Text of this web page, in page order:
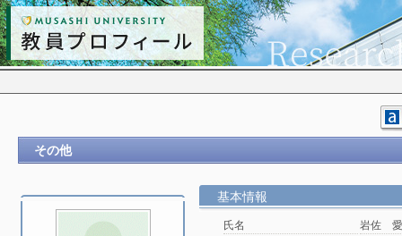
その他
基本情報
氏名
岩佐 愛